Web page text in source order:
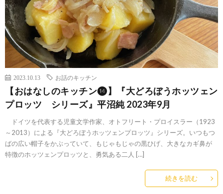
2023.10.13 お話のキッチン
【おはなしのキッチン⓮】『大どろぼうホッツェン
プロッツ シリーズ』平沼純 2023年9月
ドイツを代表する児童文学作家、オトフリート・プロイスラー（1923
～2013）による『大どろぼうホッツェンプロッツ』シリーズ。いつもつ
ばの広い帽子をかぶっていて、もじゃもじゃの黒ひげ、大きなカギ鼻が
特徴のホッツェンプロッツと、勇気ある二人 […]
続きを読む